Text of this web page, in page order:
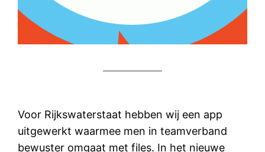
Voor Rijkswaterstaat hebben wij een app
uitgewerkt waarmee men in teamverband
bewuster omgaat met files. In het nieuwe